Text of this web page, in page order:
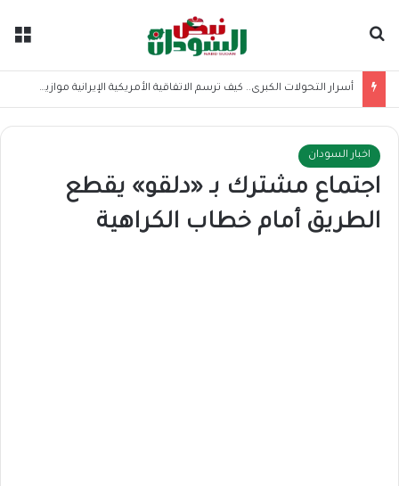
أسرار التحولات الكبرى.. كيف ترسم الاتفاقية الأمريكية الإيرانية موازين القوى بالمنطقة؟
اخبار السودان
اجتماع مشترك بـ «دلقو» يقطع
الطريق أمام خطاب الكراهية